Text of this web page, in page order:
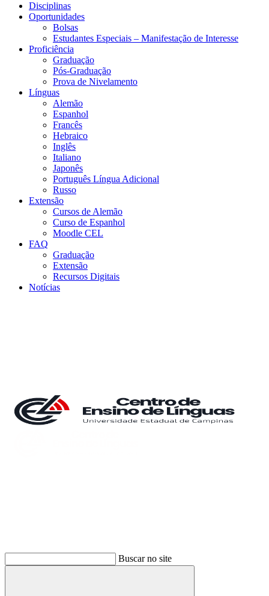
Disciplinas
Oportunidades
Bolsas
Estudantes Especiais – Manifestação de Interesse
Proficiência
Graduação
Pós-Graduação
Prova de Nivelamento
Línguas
Alemão
Espanhol
Francês
Hebraico
Inglês
Italiano
Japonês
Português Língua Adicional
Russo
Extensão
Cursos de Alemão
Curso de Espanhol
Moodle CEL
FAQ
Graduação
Extensão
Recursos Digitais
Notícias
Buscar no site